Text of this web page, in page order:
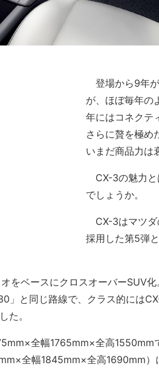
登場から9年
が、ほぼ毎年の
年にはコネクテ
さらに贅を極め
いまだ商品力は
CX-3の魅力と
でしょうか。
CX-3はマツダ
採用した第5弾
をベースにクロスオーバーSUV化
」と同じ路線で、クラス的には
た。
全幅1765mm×全高1550mm
全幅1845mm×全高1690mm）